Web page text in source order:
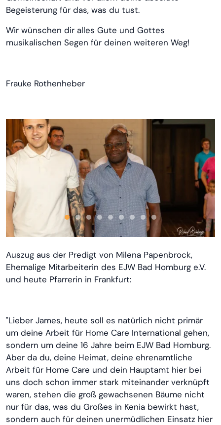
Begeisterung für das, was du tust.
Wir wünschen dir alles Gute und Gottes
musikalischen Segen für deinen weiteren Weg!
Frauke Rothenheber
Auszug aus der Predigt von Milena Papenbrock,
Ehemalige Mitarbeiterin des EJW Bad Homburg e.V.
und heute Pfarrerin in Frankfurt:
"Lieber James, heute soll es natürlich nicht primär
um deine Arbeit für Home Care International gehen,
sondern um deine 16 Jahre beim EJW Bad Homburg.
Aber da du, deine Heimat, deine ehrenamtliche
Arbeit für Home Care und dein Hauptamt hier bei
uns doch schon immer stark miteinander verknüpft
waren, stehen die groß gewachsenen Bäume nicht
nur für das, was du Großes in Kenia bewirkt hast,
sondern auch für deinen unermüdlichen Einsatz hier